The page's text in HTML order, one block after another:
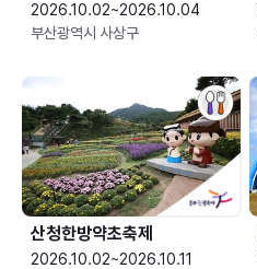
2026.10.02~2026.10.04
부산광역시 사상구
산청한방약초축제
2026.10.02~2026.10.11